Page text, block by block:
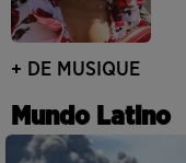
+ DE MUSIQUE
Mundo Latino